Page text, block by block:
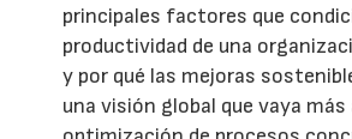
principales factores que
productividad de una
y por qué las mejoras
una visión global que vaya más